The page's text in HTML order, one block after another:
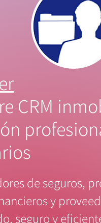
CRM
de seguros,
y
seguro y